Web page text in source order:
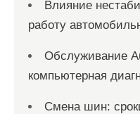
Влияние
работу
Обслуживание
компьютерная
Смена шин: